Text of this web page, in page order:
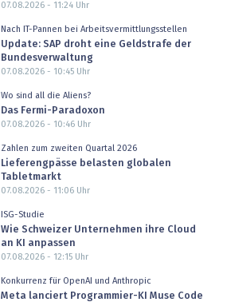
07.08.2026 - 11:24Uhr
Nach IT-Pannen bei Arbeitsvermittlungsstellen
Update: SAP droht eine Geldstrafe der
Bundesverwaltung
07.08.2026 - 10:45Uhr
Wo sind all die Aliens?
Das Fermi-Paradoxon
07.08.2026 - 10:46Uhr
Zahlen zum zweiten Quartal 2026
Lieferengpässe belasten globalen
Tabletmarkt
07.08.2026 - 11:06Uhr
ISG-Studie
Wie Schweizer Unternehmen ihre Cloud
an KI anpassen
07.08.2026 - 12:15Uhr
Konkurrenz für OpenAI und Anthropic
Meta lanciert Programmier-KI Muse Code